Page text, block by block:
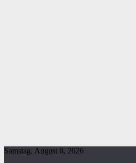
Samstag, August 8, 2026